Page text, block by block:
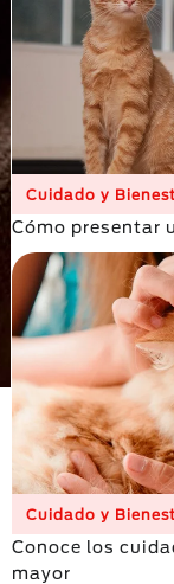
Cuidado y
Cómo presentar
Cuidado y
Conoce los
mayor